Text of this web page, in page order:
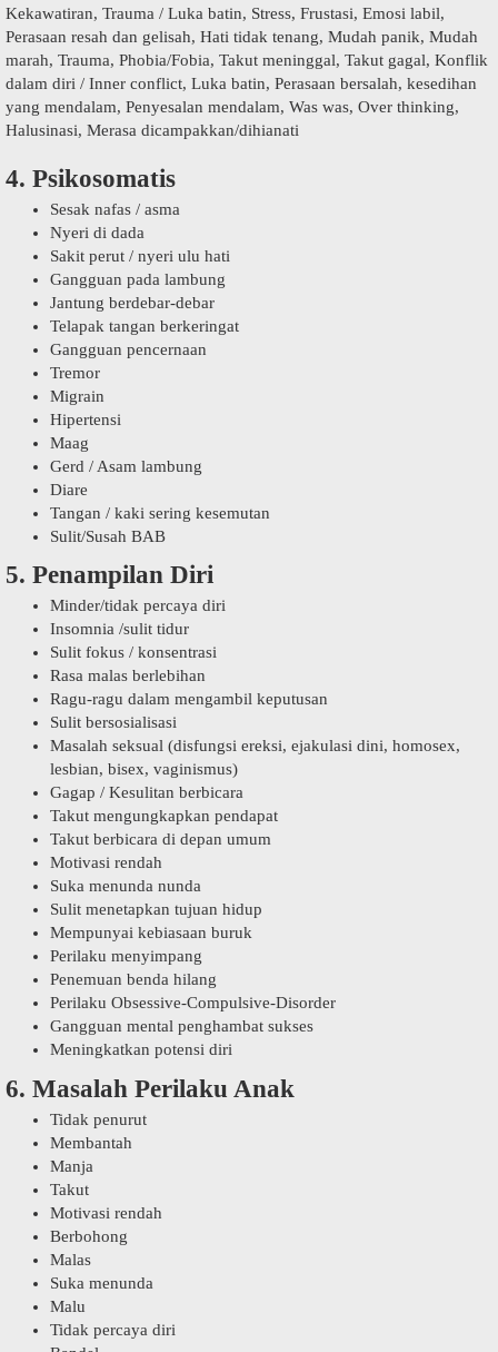
Kekawatiran, Trauma / Luka batin, Stress, Frustasi, Emosi labil,
Perasaan resah dan gelisah, Hati tidak tenang, Mudah panik, Mudah
marah, Trauma, Phobia/Fobia, Takut meninggal, Takut gagal, Konflik
dalam diri / Inner conflict, Luka batin, Perasaan bersalah, kesedihan
yang mendalam, Penyesalan mendalam, Was was, Over thinking,
Halusinasi, Merasa dicampakkan/dihianati
4. Psikosomatis
Sesak nafas / asma
Nyeri di dada
Sakit perut / nyeri ulu hati
Gangguan pada lambung
Jantung berdebar-debar
Telapak tangan berkeringat
Gangguan pencernaan
Tremor
Migrain
Hipertensi
Maag
Gerd / Asam lambung
Diare
Tangan / kaki sering kesemutan
Sulit/Susah BAB
5. Penampilan Diri
Minder/tidak percaya diri
Insomnia /sulit tidur
Sulit fokus / konsentrasi
Rasa malas berlebihan
Ragu-ragu dalam mengambil keputusan
Sulit bersosialisasi
Masalah seksual (disfungsi ereksi, ejakulasi dini, homosex,
lesbian, bisex, vaginismus)
Gagap / Kesulitan berbicara
Takut mengungkapkan pendapat
Takut berbicara di depan umum
Motivasi rendah
Suka menunda nunda
Sulit menetapkan tujuan hidup
Mempunyai kebiasaan buruk
Perilaku menyimpang
Penemuan benda hilang
Perilaku Obsessive-Compulsive-Disorder
Gangguan mental penghambat sukses
Meningkatkan potensi diri
6. Masalah Perilaku Anak
Tidak penurut
Membantah
Manja
Takut
Motivasi rendah
Berbohong
Malas
Suka menunda
Malu
Tidak percaya diri